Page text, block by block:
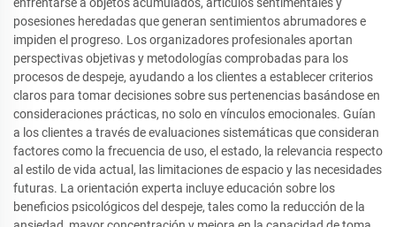
posesiones heredadas que generan sentimientos abrumadores e
impiden el progreso. Los organizadores profesionales aportan
perspectivas objetivas y metodologías comprobadas para los
procesos de despeje, ayudando a los clientes a establecer criterios
claros para tomar decisiones sobre sus pertenencias basándose en
consideraciones prácticas, no solo en vínculos emocionales. Guían
a los clientes a través de evaluaciones sistemáticas que consideran
factores como la frecuencia de uso, el estado, la relevancia respecto
al estilo de vida actual, las limitaciones de espacio y las necesidades
futuras. La orientación experta incluye educación sobre los
beneficios psicológicos del despeje, tales como la reducción de la